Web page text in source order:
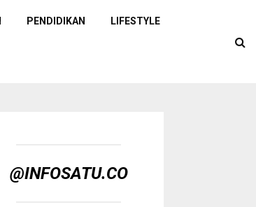
PENDIDIKAN LIFESTYLE
@INFOSATU.CO